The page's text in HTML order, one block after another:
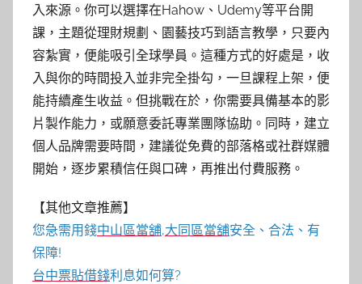
入來源。你可以選擇在Hahow、Udemy等平台開
課，主題從理財規劃、園藝技巧到語言教學，只要內
容紮實，便能吸引全球學員。這種方式的好處是，收
入與你的時間投入並非完全掛勾，一旦課程上架，便
能持續產生收益。但挑戰在於，你需要具備基本的影
片製作能力，或願意委託專業團隊協助。同時，建立
個人品牌需要時間，建議從免費的部落格或社群媒體
開始，逐步累積信任與口碑，再推出付費服務。
【其他文章推薦】
您急需用錢中山區當舖,大同區當舖安全、合法、有
保障!
台中票貼借錢利息如何算?